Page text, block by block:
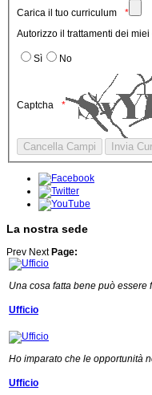
Carica il tuo curriculum
Autorizzo il trattamenti dei
Sì No
Captcha
La nostra sede
Prev Next Page:
Una cosa fatta bene può essere
Ufficio
Ho imparato che le opportunità
Ufficio